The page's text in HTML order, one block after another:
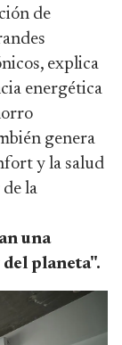
de
explica
energética
genera
y la salud
la
una
planeta".